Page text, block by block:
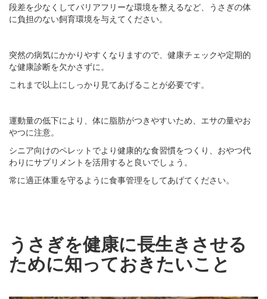
段差を少なくしてバリアフリーな環境を整えるなど、うさぎの体
に負担のない飼育環境を与えてください。
突然の病気にかかりやすくなりますので、健康チェックや定期的
な健康診断を欠かさずに。
これまで以上にしっかり見てあげることが必要です。
運動量の低下により、体に脂肪がつきやすいため、エサの量やお
やつに注意。
シニア向けのペレットでより健康的な食習慣をつくり、おやつ代
わりにサプリメントを活用すると良いでしょう。
常に適正体重を守るように食事管理をしてあげてください。
うさぎを健康に長生きさせる
ために知っておきたいこと